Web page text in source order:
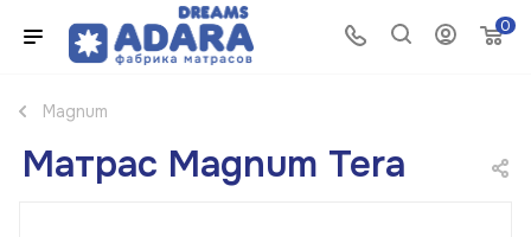
0
Magnum
Матрас Magnum Tera